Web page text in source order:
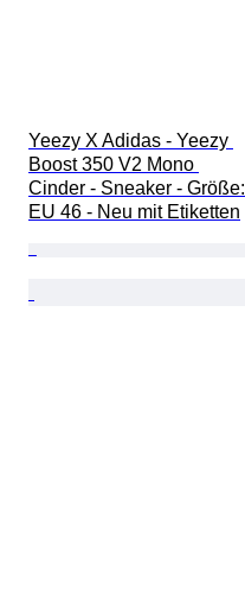
Yeezy X Adidas - Yeezy
Boost 350 V2 Mono
Cinder - Sneaker - Größe:
EU 46 - Neu mit Etiketten